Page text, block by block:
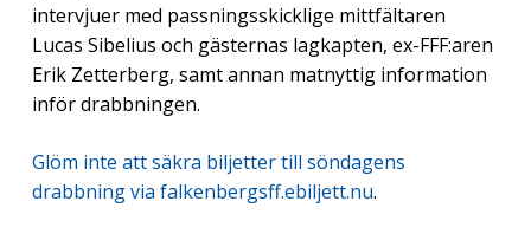
intervjuer med passningsskicklige mittfältaren
Lucas Sibelius och gästernas lagkapten, ex-FFF:aren
Erik Zetterberg, samt annan matnyttig information
inför drabbningen.
Glöm inte att säkra biljetter till söndagens
drabbning via falkenbergsff.ebiljett.nu.